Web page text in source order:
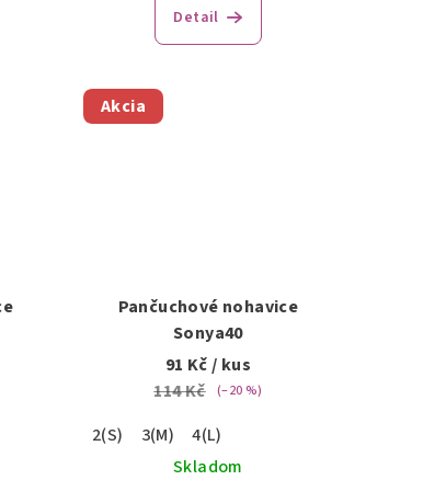
Detail
Akcia
Pančuchové nohavice
Sonya40
91 Kč/ kus
114 Kč
(–20 %)
2(S) 3(M)
4(L)
Skladom